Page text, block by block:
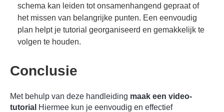
schema kan leiden tot onsamenhangend gepraat of
het missen van belangrijke punten. Een eenvoudig
plan helpt je tutorial georganiseerd en gemakkelijk te
volgen te houden.
Conclusie
Met behulp van deze handleiding maak een video-
tutorial Hiermee kun je eenvoudig en effectief